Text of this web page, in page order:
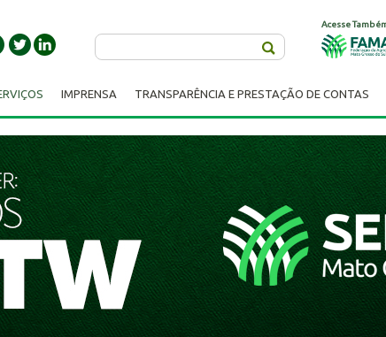
Acesse
IMPRENSA TRANSPARÊNCIA E PRESTAÇÃO DE CONTAS